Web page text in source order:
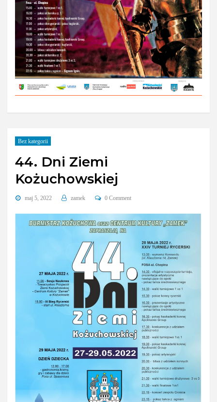
Bez kategorii
44. Dni Ziemi
Kożuchowskiej
maj 5, 2022 zamek 0 Comment